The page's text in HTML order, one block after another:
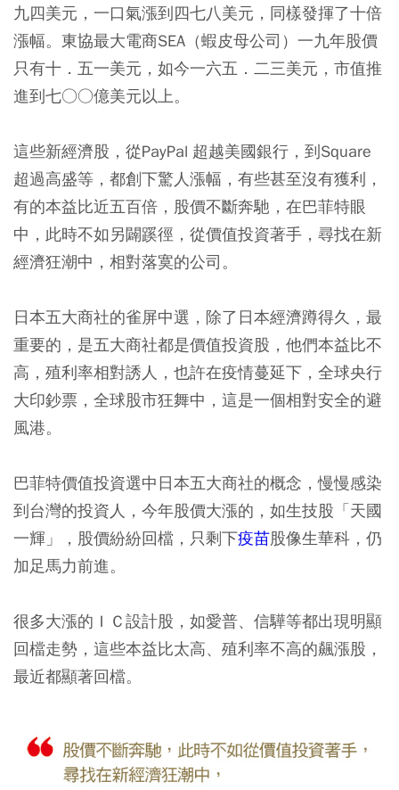
九四美元，一口氣漲到四七八美元，同樣發揮了十倍
漲幅。東協最大電商SEA（蝦皮母公司）一九年股價
只有十．五一美元，如今一六五．二三美元，市值推
進到七○○億美元以上。
這些新經濟股，從PayPal 超越美國銀行，到Square
超過高盛等，都創下驚人漲幅，有些甚至沒有獲利，
有的本益比近五百倍，股價不斷奔馳，在巴菲特眼
中，此時不如另闢蹊徑，從價值投資著手，尋找在新
經濟狂潮中，相對落寞的公司。
日本五大商社的雀屏中選，除了日本經濟蹲得久，最
重要的，是五大商社都是價值投資股，他們本益比不
高，殖利率相對誘人，也許在疫情蔓延下，全球央行
大印鈔票，全球股市狂舞中，這是一個相對安全的避
風港。
巴菲特價值投資選中日本五大商社的概念，慢慢感染
到台灣的投資人，今年股價大漲的，如生技股「天國
一輝」，股價紛紛回檔，只剩下疫苗股像生華科，仍
加足馬力前進。
很多大漲的ＩＣ設計股，如愛普、信驊等都出現明顯
回檔走勢，這些本益比太高、殖利率不高的飆漲股，
最近都顯著回檔。